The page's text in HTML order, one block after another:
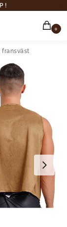
!
0
fransväst